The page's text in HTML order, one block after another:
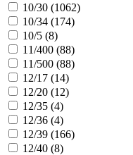
10/30 (1062)
10/34 (174)
10/5 (8)
11/400 (88)
11/500 (88)
12/17 (14)
12/20 (12)
12/35 (4)
12/36 (4)
12/39 (166)
12/40 (8)